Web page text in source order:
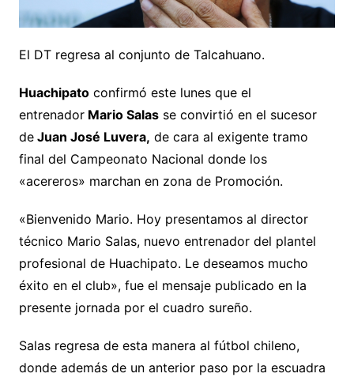
El DT regresa al conjunto de Talcahuano.
Huachipatoconfirmó este lunes que el
entrenadorMario Salasse convirtió en el sucesor
deJuan José Luvera, de cara al exigente tramo
final del Campeonato Nacional donde los
«acereros» marchan en zona de Promoción.
«Bienvenido Mario. Hoy presentamos al director
técnico Mario Salas, nuevo entrenador del plantel
profesional de Huachipato. Le deseamos mucho
éxito en el club», fue el mensaje publicado en la
presente jornada por el cuadro sureño.
Salas regresa de esta manera al fútbol chileno,
donde además de un anterior paso por la escuadra